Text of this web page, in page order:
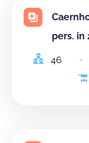
pers. in
46